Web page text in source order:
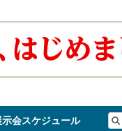
示会スケジュール